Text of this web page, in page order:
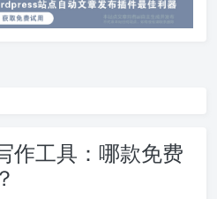
作工具：哪款免费